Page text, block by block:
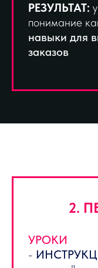
РЕЗУЛЬТАТ:
понимание
навыки для
заказов
2.
УРОКИ
-